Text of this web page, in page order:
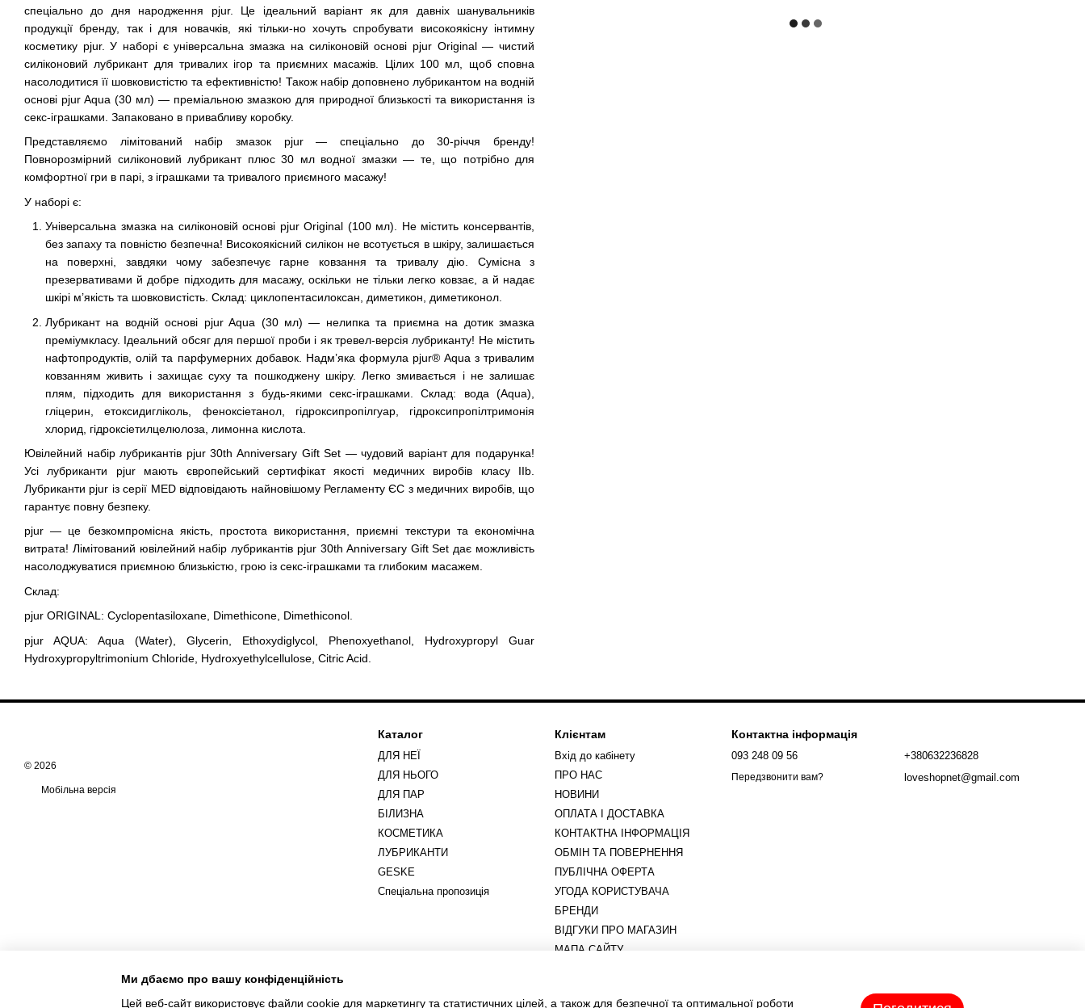
спеціально до дня народження pjur. Це ідеальний варіант як для давніх шанувальників
продукції бренду, так і для новачків, які тільки-но хочуть спробувати високоякісну інтимну
косметику pjur. У наборі є універсальна змазка на силіконовій основі pjur Original — чистий
силіконовий лубрикант для тривалих ігор та приємних масажів. Цілих 100 мл, щоб сповна
насолодитися її шовковистістю та ефективністю! Також набір доповнено лубрикантом на водній
основі pjur Aqua (30 мл) — преміальною змазкою для природної близькості та використання із
секс-іграшками. Запаковано в привабливу коробку.
Представляємо лімітований набір змазок pjur — спеціально до 30-річчя бренду!
Повнорозмірний силіконовий лубрикант плюс 30 мл водної змазки — те, що потрібно для
комфортної гри в парі, з іграшками та тривалого приємного масажу!
У наборі є:
Універсальна змазка на силіконовій основі pjur Original (100 мл). Не містить консервантів,
без запаху та повністю безпечна! Високоякісний силікон не всотується в шкіру, залишається
на поверхні, завдяки чому забезпечує гарне ковзання та тривалу дію. Сумісна з
презервативами й добре підходить для масажу, оскільки не тільки легко ковзає, а й надає
шкірі м’якість та шовковистість. Склад: циклопентасилоксан, диметикон, диметиконол.
Лубрикант на водній основі pjur Aqua (30 мл) — нелипка та приємна на дотик змазка
преміумкласу. Ідеальний обсяг для першої проби і як тревел-версія лубриканту! Не містить
нафтопродуктів, олій та парфумерних добавок. Надм’яка формула pjur® Aqua з тривалим
ковзанням живить і захищає суху та пошкоджену шкіру. Легко змивається і не залишає
плям, підходить для використання з будь-якими секс-іграшками. Склад: вода (Aqua),
гліцерин, етоксидигліколь, феноксіетанол, гідроксипропілгуар, гідроксипропілтримонія
хлорид, гідроксіетилцелюлоза, лимонна кислота.
Ювілейний набір лубрикантів pjur 30th Anniversary Gift Set — чудовий варіант для подарунка!
Усі лубриканти pjur мають європейський сертифікат якості медичних виробів класу IIb.
Лубриканти pjur із серії MED відповідають найновішому Регламенту ЄС з медичних виробів, що
гарантує повну безпеку.
pjur — це безкомпромісна якість, простота використання, приємні текстури та економічна
витрата! Лімітований ювілейний набір лубрикантів pjur 30th Anniversary Gift Set дає можливість
насолоджуватися приємною близькістю, грою із секс-іграшками та глибоким масажем.
Склад:
pjur ORIGINAL: Cyclopentasiloxane, Dimethicone, Dimethiconol.
pjur AQUA: Aqua (Water), Glycerin, Ethoxydiglycol, Phenoxyethanol, Hydroxypropyl Guar
Hydroxypropyltrimonium Chloride, Hydroxyethylcellulose, Citric Acid.
© 2026
Мобільна версія
Каталог
ДЛЯ НЕЇ
ДЛЯ НЬОГО
ДЛЯ ПАР
БІЛИЗНА
КОСМЕТИКА
ЛУБРИКАНТИ
GESKE
Спеціальна пропозиція
Клієнтам
Вхід до кабінету
ПРО НАС
НОВИНИ
ОПЛАТА І ДОСТАВКА
КОНТАКТНА ІНФОРМАЦІЯ
ОБМІН ТА ПОВЕРНЕННЯ
ПУБЛІЧНА ОФЕРТА
УГОДА КОРИСТУВАЧА
БРЕНДИ
ВІДГУКИ ПРО МАГАЗИН
МАПА САЙТУ
Контактна інформація
093 248 09 56
Передзвонити вам?
+380632236828
loveshopnet@gmail.com
Ми дбаємо про вашу конфіденційність
Цей веб-сайт використовує файли cookie для маркетингу та статистичних цілей, а також для безпечної та оптимальної роботи